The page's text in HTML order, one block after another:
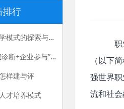
职
（以下
强世界
流和社
排行
五种校企合作办学模式的探索与实践
基于建构型“自我诊断+企业参与”的专业评价指标体系构建研究
样建与评
才培养模式